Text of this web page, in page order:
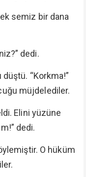
semiz bir dana
dedi.
“Korkma!”
müjdelediler.
Elini yüzüne
dedi.
O hüküm